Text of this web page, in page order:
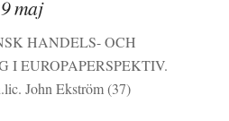
maj
HANDELS- OCH
EUROPAPERSPEKTIV.
John Ekström (37)